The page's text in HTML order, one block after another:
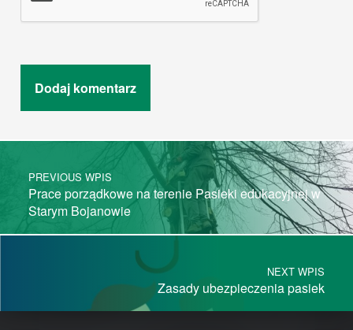
Post navigation
PREVIOUS WPIS
Prace porządkowe na terenie Pasieki edukacyjnej w
Starym Bojanowie
NEXT WPIS
Zasady ubezpieczenia pasiek